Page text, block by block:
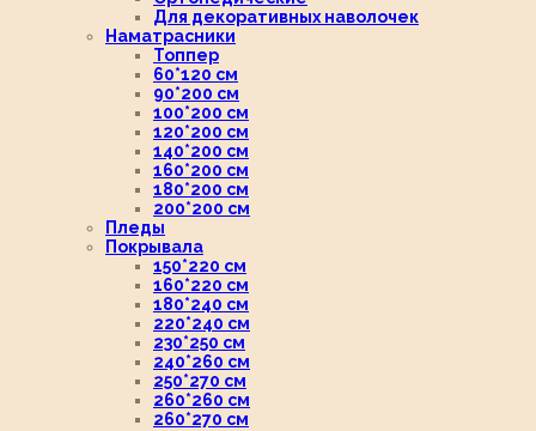
Для декоративных наволочек
Наматрасники
Топпер
60*120 см
90*200 см
100*200 см
120*200 см
140*200 см
160*200 см
180*200 см
200*200 см
Пледы
Покрывала
150*220 см
160*220 см
180*240 см
220*240 см
230*250 см
240*260 см
250*270 см
260*260 см
260*270 см